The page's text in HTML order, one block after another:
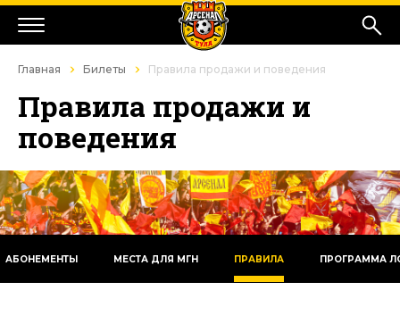
Главная Билеты Правила продажи и поведения
Правила продажи и
поведения
АБОНЕМЕНТЫ МЕСТА ДЛЯ МГН ПРАВИЛА ПРОГРАММА